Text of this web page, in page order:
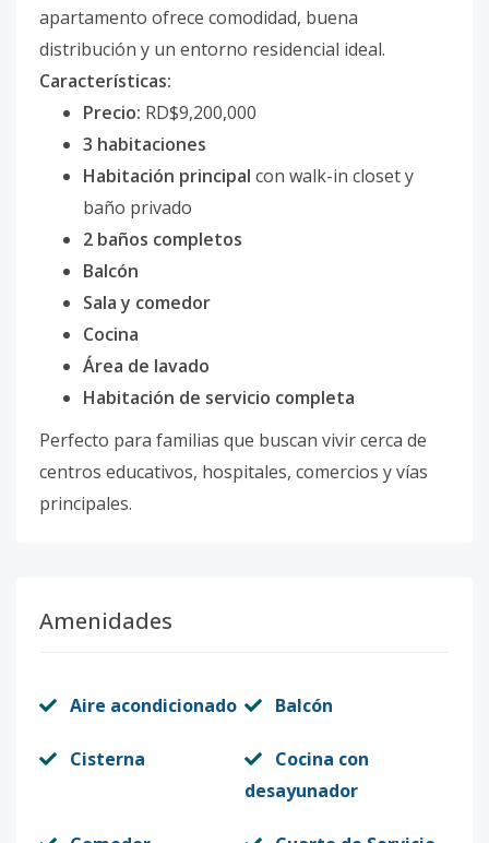
apartamento ofrece comodidad, buena
distribución y un entorno residencial ideal.
Características:
Precio: RD$9,200,000
3 habitaciones
Habitación principal con walk-in closet y
baño privado
2 baños completos
Balcón
Sala y comedor
Cocina
Área de lavado
Habitación de servicio completa
Perfecto para familias que buscan vivir cerca de
centros educativos, hospitales, comercios y vías
principales.
Amenidades
Aire acondicionado Balcón
Cisterna
Cocina con
desayunador